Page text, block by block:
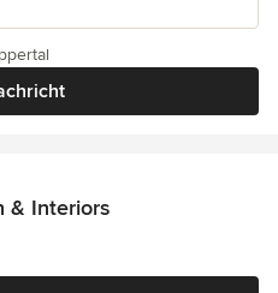
& Interiors